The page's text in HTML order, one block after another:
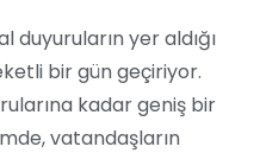
duyuruların yer aldığı
bir gün geçiriyor.
kadar geniş bir
vatandaşların